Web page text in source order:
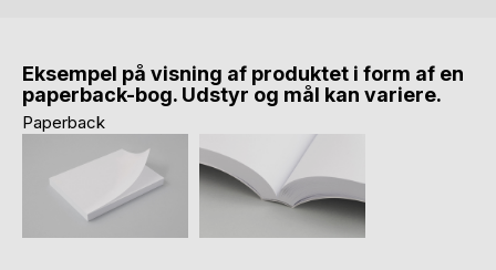
Eksempel på visning af produktet i form af en
paperback-bog. Udstyr og mål kan variere.
Paperback